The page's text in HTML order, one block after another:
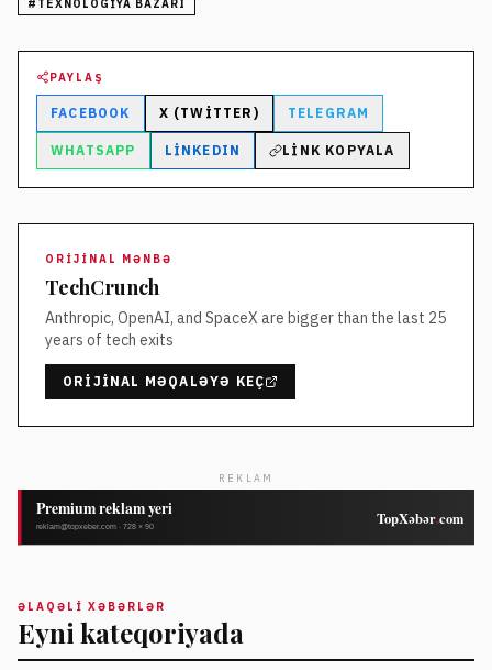
# TEXNOLOGIYA BAZARI
PAYLAŞ
FACEBOOK X (TWITTER) TELEGRAM
WHATSAPP LINKEDIN LINK KOPYALA
ORIJINAL MƏNBƏ
TechCrunch
Anthropic, OpenAI, and SpaceX are bigger than the last 25
years of tech exits
ORIJINAL MƏQALƏYƏ KEÇ
REKLAM
ƏLAQƏLI XƏBƏRLƏR
Eyni kateqoriyada